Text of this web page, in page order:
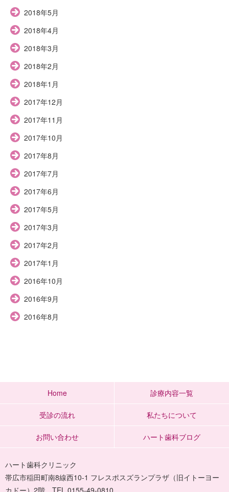
2018年5月
2018年4月
2018年3月
2018年2月
2018年1月
2017年12月
2017年11月
2017年10月
2017年8月
2017年7月
2017年6月
2017年5月
2017年3月
2017年2月
2017年1月
2016年10月
2016年9月
2016年8月
Home 診療内容一覧
受診の流れ 私たちについて
お問い合わせ ハート歯科ブログ
ハート歯科クリニック
帯広市稲田町南8線西10-1 フレスポスズランプラザ（旧イトーヨー
カドー）2階 TEL 0155-49-0810